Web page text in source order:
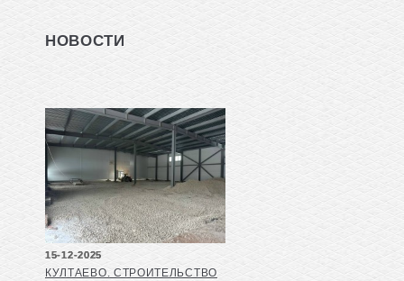
НОВОСТИ
15-12-2025
КУЛТАЕВО. СТРОИТЕЛЬСТВО